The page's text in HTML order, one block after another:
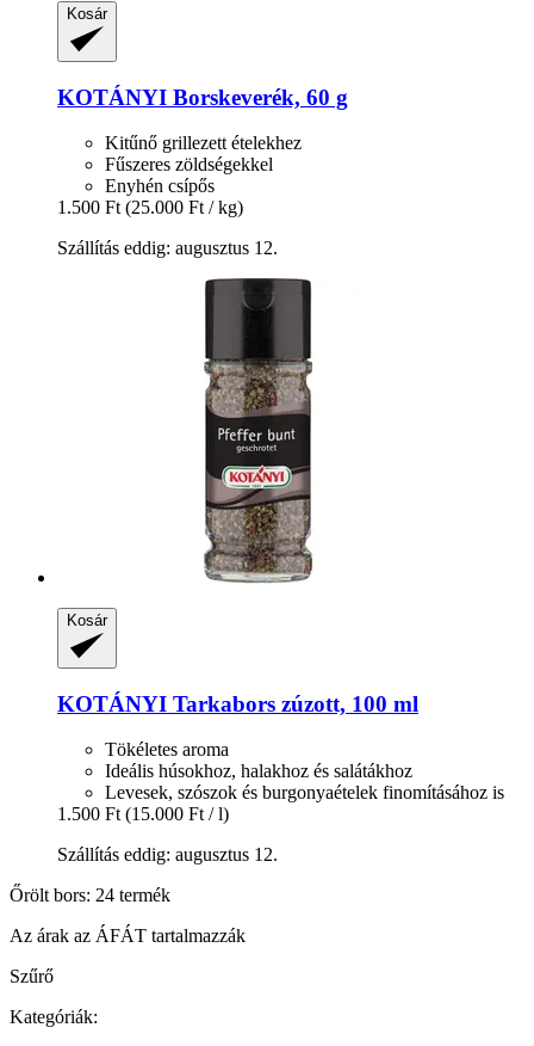
Kosár
KOTÁNYI Borskeverék, 60 g
Kitűnő grillezett ételekhez
Fűszeres zöldségekkel
Enyhén csípős
1.500 Ft (25.000 Ft / kg)
Szállítás eddig: augusztus 12.
Kosár
KOTÁNYI Tarkabors zúzott, 100 ml
Tökéletes aroma
Ideális húsokhoz, halakhoz és salátákhoz
Levesek, szószok és burgonyaételek finomításához is
1.500 Ft (15.000 Ft / l)
Szállítás eddig: augusztus 12.
Őrölt bors: 24 termék
Az árak az ÁFÁT tartalmazzák
Szűrő
Kategóriák: